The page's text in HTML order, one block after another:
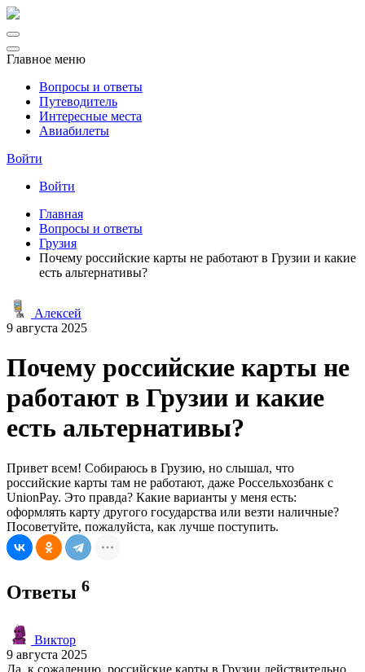
Главное меню
Вопросы и ответы
Путеводитель
Интересные места
Авиабилеты
Войти
Войти
Главная
Вопросы и ответы
Грузия
Почему российские карты не работают в Грузии и какие
есть альтернативы?
Алексей
9 августа 2025
Почему российские карты не
работают в Грузии и какие
есть альтернативы?
Привет всем! Собираюсь в Грузию, но слышал, что
российские карты там не работают, даже Россельхозбанк с
UnionPay. Это правда? Какие варианты у меня есть:
оформлять карту другого государства или везти наличные?
Посоветуйте, пожалуйста, как лучше поступить.
Ответы 6
Виктор
9 августа 2025
Да, к сожалению, российские карты в Грузии действительно